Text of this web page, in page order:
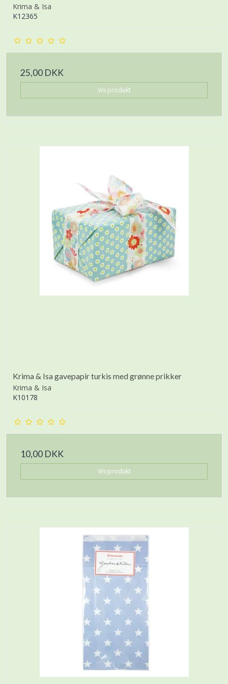
Krima & Isa
K12365
25,00 DKK
Vis produkt
Krima & Isa gavepapir turkis med grønne prikker
Krima & Isa
K10178
10,00 DKK
Vis produkt